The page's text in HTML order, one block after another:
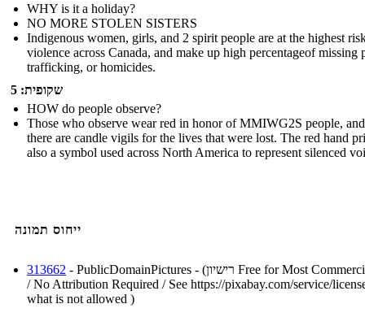
WHY is it a holiday?
NO MORE STOLEN SISTERS
Indigenous women, girls, and 2 spirit people are at the highest
violence across Canada, and make up high percentageof missing
trafficking, or homicides.
שקופית: 5
HOW do people observe?
Those who observe wear red in honor of MMIWG2S people,
there are candle vigils for the lives that were lost. The red hand
also a symbol used across North America to represent silenced
ייחוס תמונה
313662 - PublicDomainPictures - (רישיון Free for Most Commercial Use
/ No Attribution Required / See https://pixabay.com/service/
what is not allowed )